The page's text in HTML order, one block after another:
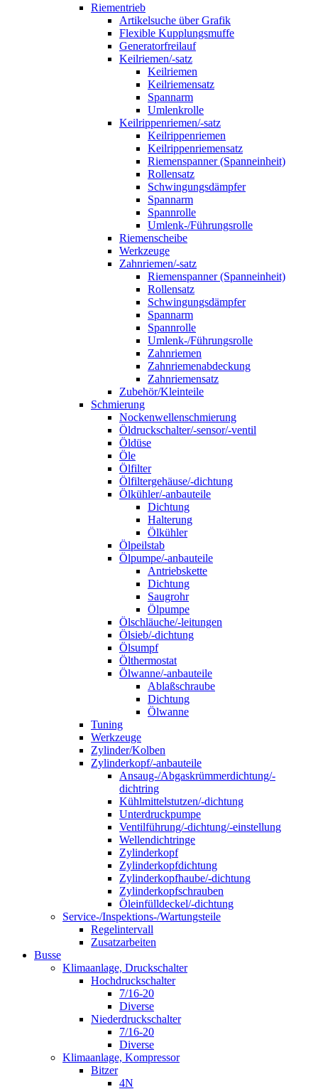
Riementrieb
Artikelsuche über Grafik
Flexible Kupplungsmuffe
Generatorfreilauf
Keilriemen/-satz
Keilriemen
Keilriemensatz
Spannarm
Umlenkrolle
Keilrippenriemen/-satz
Keilrippenriemen
Keilrippenriemensatz
Riemenspanner (Spanneinheit)
Rollensatz
Schwingungsdämpfer
Spannarm
Spannrolle
Umlenk-/Führungsrolle
Riemenscheibe
Werkzeuge
Zahnriemen/-satz
Riemenspanner (Spanneinheit)
Rollensatz
Schwingungsdämpfer
Spannarm
Spannrolle
Umlenk-/Führungsrolle
Zahnriemen
Zahnriemenabdeckung
Zahnriemensatz
Zubehör/Kleinteile
Schmierung
Nockenwellenschmierung
Öldruckschalter/-sensor/-ventil
Öldüse
Öle
Ölfilter
Ölfiltergehäuse/-dichtung
Ölkühler/-anbauteile
Dichtung
Halterung
Ölkühler
Ölpeilstab
Ölpumpe/-anbauteile
Antriebskette
Dichtung
Saugrohr
Ölpumpe
Ölschläuche/-leitungen
Ölsieb/-dichtung
Ölsumpf
Ölthermostat
Ölwanne/-anbauteile
Ablaßschraube
Dichtung
Ölwanne
Tuning
Werkzeuge
Zylinder/Kolben
Zylinderkopf/-anbauteile
Ansaug-/Abgaskrümmerdichtung/-
dichtring
Kühlmittelstutzen/-dichtung
Unterdruckpumpe
Ventilführung/-dichtung/-einstellung
Wellendichtringe
Zylinderkopf
Zylinderkopfdichtung
Zylinderkopfhaube/-dichtung
Zylinderkopfschrauben
Öleinfülldeckel/-dichtung
Service-/Inspektions-/Wartungsteile
Regelintervall
Zusatzarbeiten
Busse
Klimaanlage, Druckschalter
Hochdruckschalter
7/16-20
Diverse
Niederdruckschalter
7/16-20
Diverse
Klimaanlage, Kompressor
Bitzer
4N